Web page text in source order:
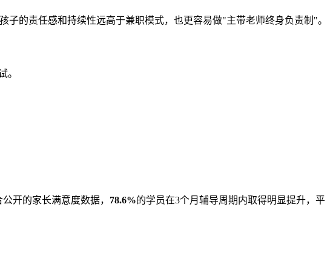
子的责任感和持续性远高于兼职模式，也更容易做"主带老师终身负责制"。
。
公开的家长满意度数据， 78.6%的学员在3个月辅导周期内取得明显提升，平